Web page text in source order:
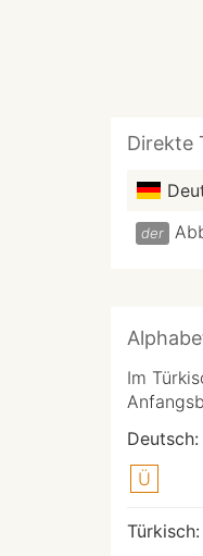
Direkte
der
Im
Deutsch:
Ü
Türkisch: